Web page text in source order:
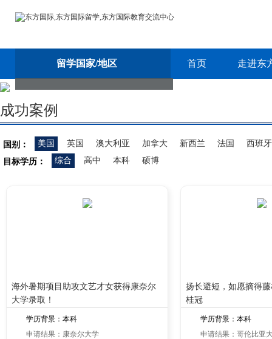
留学国家/地区 首页 走进东
成功案例
国别： 美国 英国 澳大利亚 加拿大 新西兰 法国
西班牙
目标学历：
综合 高中 本科 硕博
海外暑期项目助攻文艺才女获得康奈尔
大学录取！
学历背景：本科
申请结果：康奈尔大学
扬长避短，如愿摘得
桂冠
学历背景：本科
申请结果：哥伦比亚